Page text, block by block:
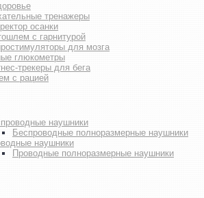
тренажеры
осанки
с гарнитурой
для мозга
глюкометры
трекеры для бега
с рацией
наушники
Беспроводные полноразмерные наушники
наушники
Проводные полноразмерные наушники